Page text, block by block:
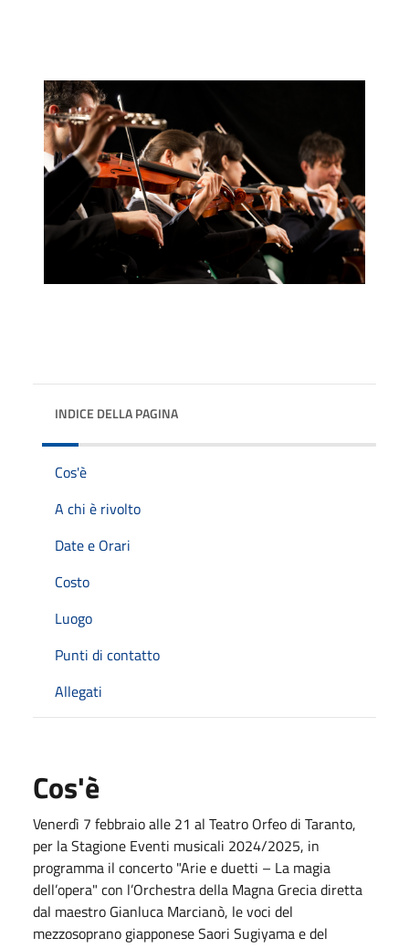
INDICE DELLA PAGINA
Cos'è
A chi è rivolto
Date e Orari
Costo
Luogo
Punti di contatto
Allegati
Cos'è
Venerdì 7 febbraio alle 21 al Teatro Orfeo di Taranto,
per la Stagione Eventi musicali 2024/2025, in
programma il concerto "Arie e duetti – La magia
dell’opera" con l’Orchestra della Magna Grecia diretta
dal maestro Gianluca Marcianò, le voci del
mezzosoprano giapponese Saori Sugiyama e del